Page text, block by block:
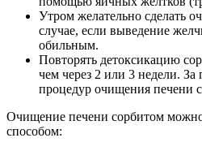
Утром желательно сделать
случае, если выведение
обильным.
Повторять детоксикацию
чем через 2 или 3 недели.
процедур очищения печени
Очищение печени сорбитом
способом: